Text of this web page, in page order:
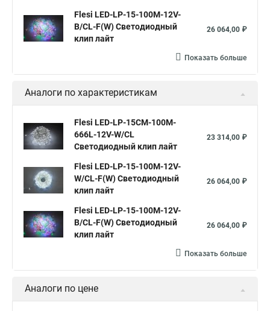
Flesi LED-LP-15-100M-12V-
B/CL-F(W) Светодиодный
клип лайт
26 064,00 ₽
Показать больше
Аналоги по характеристикам
Flesi LED-LP-15СМ-100M-
666L-12V-W/CL
Светодиодный клип лайт
23 314,00 ₽
Flesi LED-LP-15-100M-12V-
W/CL-F(W) Светодиодный
клип лайт
26 064,00 ₽
Flesi LED-LP-15-100M-12V-
B/CL-F(W) Светодиодный
клип лайт
26 064,00 ₽
Показать больше
Аналоги по цене